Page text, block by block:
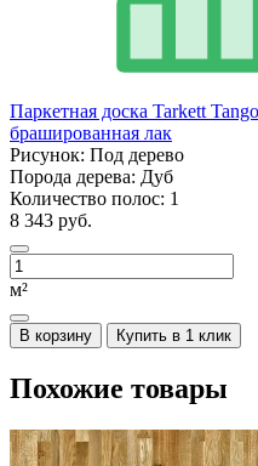
Паркетная доска Tarkett
брашированная лак
Рисунок: Под дерево
Порода дерева: Дуб
Количество полос: 1
8 343 руб.
м²
В корзину Купить в 1 клик
Похожие товары